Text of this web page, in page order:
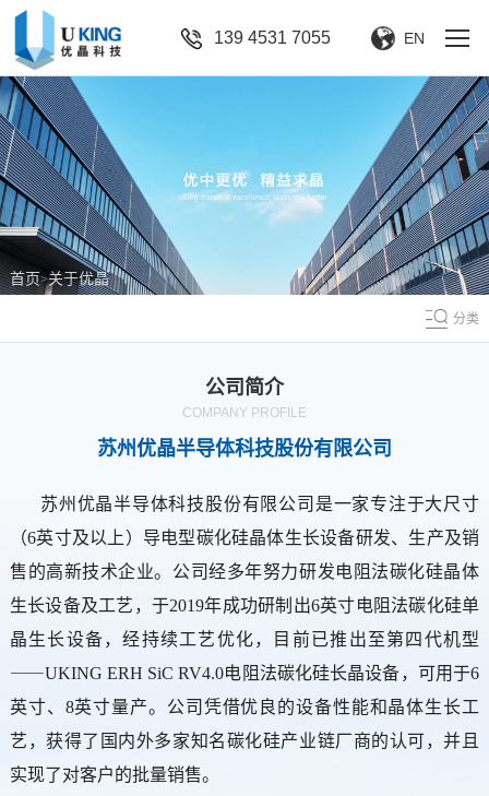
EN
139 4531 7055
首页>关于优晶
分类
公司简介
COMPANY PROFILE
苏州优晶半导体科技股份有限公司
苏州优晶半导体科技股份有限公司是一家专注于大尺寸
（6英寸及以上）导电型碳化硅晶体生长设备研发、生产及销
售的高新技术企业。公司经多年努力研发电阻法碳化硅晶体
生长设备及工艺，于2019年成功研制出6英寸电阻法碳化硅单
晶生长设备，经持续工艺优化，目前已推出至第四代机型
⸺UKING ERH SiC RV4.0电阻法碳化硅长晶设备，可用于6
英寸、8英寸量产。公司凭借优良的设备性能和晶体生长工
艺，获得了国内外多家知名碳化硅产业链厂商的认可，并且
实现了对客户的批量销售。